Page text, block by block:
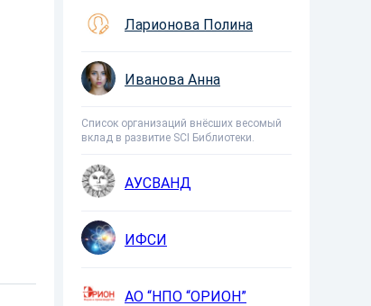
Ларионова Полина
Иванова Анна
Список организаций внёсших весомый
вклад в развитие SCI Библиотеки.
АУСВАНД
ИФСИ
АО “НПО “ОРИОН”